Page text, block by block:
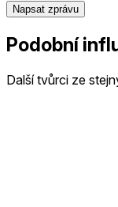
Napsat zprávu
Podobní
Další tvůrci ze